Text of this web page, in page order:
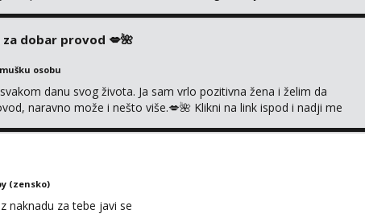
dobar provod 💋🌺
osobu
danu svog života. Ja sam vrlo pozitivna žena i želim da
naravno može i nešto više.💋🌺 Klikni na link ispod i nadji me
(zensko)
naknadu za tebe javi se